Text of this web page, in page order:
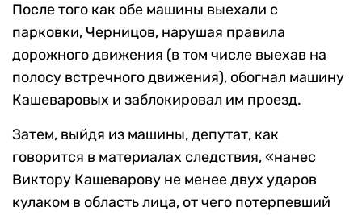
После того как обе машины выехали с
парковки, Черницов, нарушая правила
дорожного движения (в том числе выехав на
полосу встречного движения), обогнал машину
Кашеваровых и заблокировал им проезд.
Затем, выйдя из машины, депутат, как
говорится в материалах следствия, «нанес
Виктору Кашеварову не менее двух ударов
кулаком в область лица, от чего потерпевший